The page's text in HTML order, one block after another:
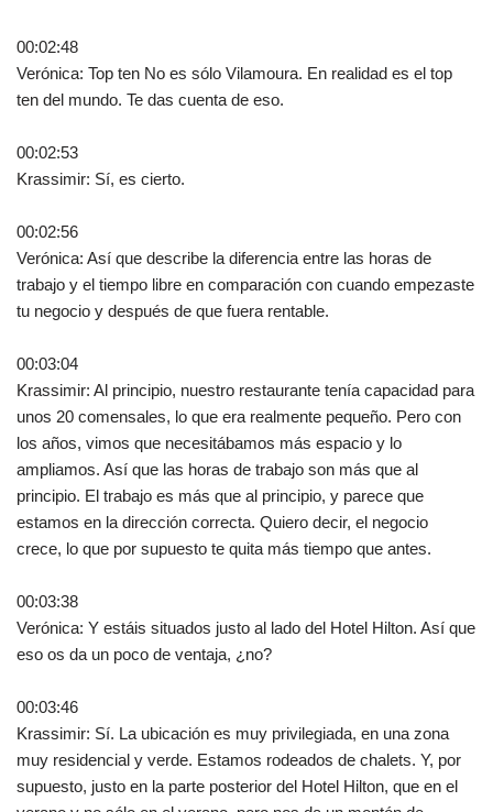
00:02:48
Verónica: Top ten No es sólo Vilamoura. En realidad es el top
ten del mundo. Te das cuenta de eso.
00:02:53
Krassimir: Sí, es cierto.
00:02:56
Verónica: Así que describe la diferencia entre las horas de
trabajo y el tiempo libre en comparación con cuando empezaste
tu negocio y después de que fuera rentable.
00:03:04
Krassimir: Al principio, nuestro restaurante tenía capacidad para
unos 20 comensales, lo que era realmente pequeño. Pero con
los años, vimos que necesitábamos más espacio y lo
ampliamos. Así que las horas de trabajo son más que al
principio. El trabajo es más que al principio, y parece que
estamos en la dirección correcta. Quiero decir, el negocio
crece, lo que por supuesto te quita más tiempo que antes.
00:03:38
Verónica: Y estáis situados justo al lado del Hotel Hilton. Así que
eso os da un poco de ventaja, ¿no?
00:03:46
Krassimir: Sí. La ubicación es muy privilegiada, en una zona
muy residencial y verde. Estamos rodeados de chalets. Y, por
supuesto, justo en la parte posterior del Hotel Hilton, que en el